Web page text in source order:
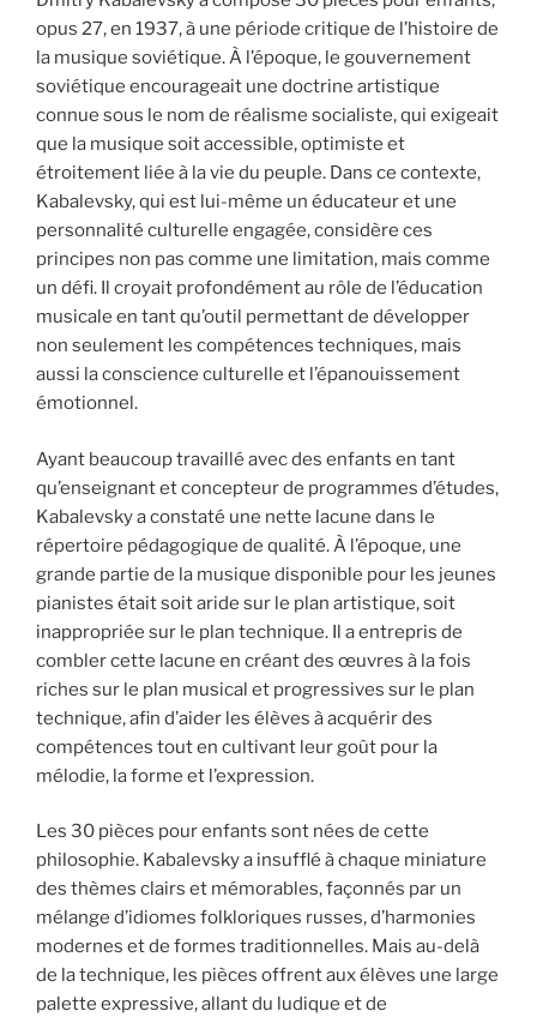
opus 27, en 1937, à une période critique de l’histoire de
la musique soviétique. À l’époque, le gouvernement
soviétique encourageait une doctrine artistique
connue sous le nom de réalisme socialiste, qui exigeait
que la musique soit accessible, optimiste et
étroitement liée à la vie du peuple. Dans ce contexte,
Kabalevsky, qui est lui-même un éducateur et une
personnalité culturelle engagée, considère ces
principes non pas comme une limitation, mais comme
un défi. Il croyait profondément au rôle de l’éducation
musicale en tant qu’outil permettant de développer
non seulement les compétences techniques, mais
aussi la conscience culturelle et l’épanouissement
émotionnel.
Ayant beaucoup travaillé avec des enfants en tant
qu’enseignant et concepteur de programmes d’études,
Kabalevsky a constaté une nette lacune dans le
répertoire pédagogique de qualité. À l’époque, une
grande partie de la musique disponible pour les jeunes
pianistes était soit aride sur le plan artistique, soit
inappropriée sur le plan technique. Il a entrepris de
combler cette lacune en créant des œuvres à la fois
riches sur le plan musical et progressives sur le plan
technique, afin d’aider les élèves à acquérir des
compétences tout en cultivant leur goût pour la
mélodie, la forme et l’expression.
Les 30 pièces pour enfants sont nées de cette
philosophie. Kabalevsky a insufflé à chaque miniature
des thèmes clairs et mémorables, façonnés par un
mélange d’idiomes folkloriques russes, d’harmonies
modernes et de formes traditionnelles. Mais au-delà
de la technique, les pièces offrent aux élèves une large
palette expressive, allant du ludique et de